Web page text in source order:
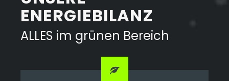
ENERGIEBILANZ
ALLES im grünen Bereich